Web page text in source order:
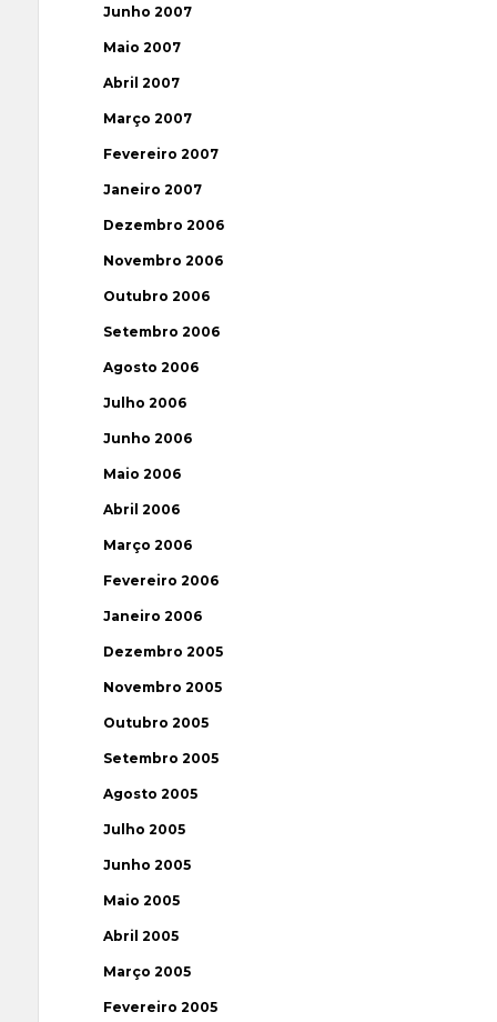
Junho 2007
Maio 2007
Abril 2007
Março 2007
Fevereiro 2007
Janeiro 2007
Dezembro 2006
Novembro 2006
Outubro 2006
Setembro 2006
Agosto 2006
Julho 2006
Junho 2006
Maio 2006
Abril 2006
Março 2006
Fevereiro 2006
Janeiro 2006
Dezembro 2005
Novembro 2005
Outubro 2005
Setembro 2005
Agosto 2005
Julho 2005
Junho 2005
Maio 2005
Abril 2005
Março 2005
Fevereiro 2005